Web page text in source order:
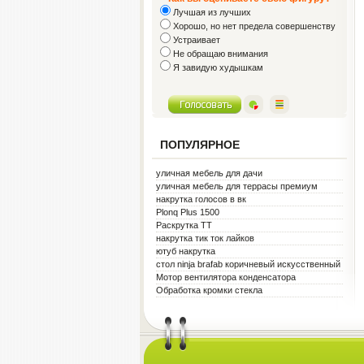
Лучшая из лучших
Хорошо, но нет предела совершенству
Устраивает
Не обращаю внимания
Я завидую худышкам
ПОПУЛЯРНОЕ
уличная мебель для дачи
уличная мебель для террасы премиум
металл белая
накрутка голосов в вк
Plonq Plus 1500
Раскрутка ТТ
накрутка тик ток лайков
ютуб накрутка
стол ninja brafab коричневый искусственный
ротанг
Мотор вентилятора конденсатора
Обработка кромки стекла